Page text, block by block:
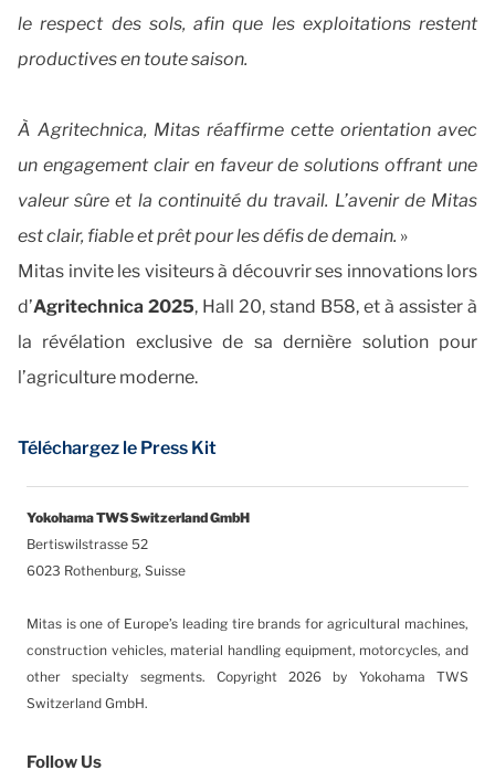
le respect des sols, afin que les exploitations restent
productives en toute saison.
À Agritechnica, Mitas réaffirme cette orientation avec
un engagement clair en faveur de solutions offrant une
valeur sûre et la continuité du travail. L’avenir de Mitas
est clair, fiable et prêt pour les défis de demain. »
Mitas invite les visiteurs à découvrir ses innovations lors
d’Agritechnica 2025, Hall 20, stand B58, et à assister à
la révélation exclusive de sa dernière solution pour
l’agriculture moderne.
Téléchargez le Press Kit
Yokohama TWS Switzerland GmbH
Bertiswilstrasse 52
6023 Rothenburg, Suisse
Mitas is one of Europe’s leading tire brands for agricultural machines,
construction vehicles, material handling equipment, motorcycles, and
other specialty segments. Copyright 2026 by Yokohama TWS
Switzerland GmbH.
Follow Us